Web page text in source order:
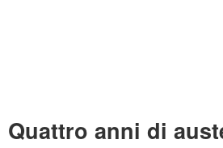
Quattro anni di